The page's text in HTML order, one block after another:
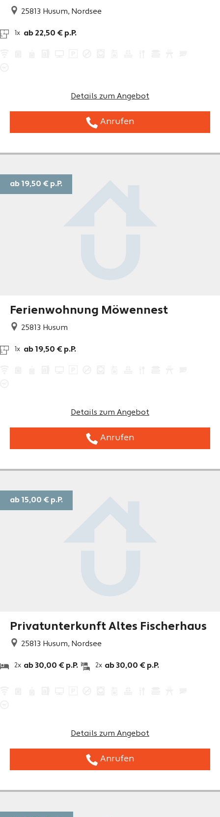
25813 Husum, Nordsee
1x ab 22,50 € p.P.
Details zum Angebot
Anrufen
Ferienwohnung Möwennest
25813 Husum
1x ab 19,50 € p.P.
Details zum Angebot
Anrufen
ab 19,50 € p.P.
Privatunterkunft Altes Fischerhaus
25813 Husum, Nordsee
2x ab 30,00 € p.P. 2x ab 30,00 € p.P.
Details zum Angebot
Anrufen
ab 15,00 € p.P.